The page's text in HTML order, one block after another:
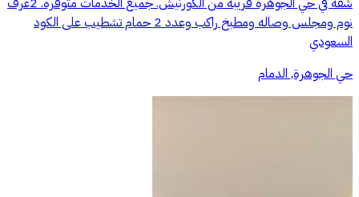
نوم ومجلس وصاله ومطبخ راكب وعدد 2 حمام تشطيب على الكود
السعودي
حي الجوهرة, الدمام